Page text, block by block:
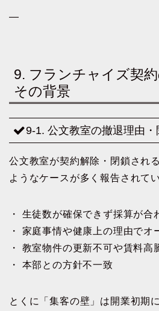
—
9. フランチャイズ契
その背景
9-1. 公文教室の撤退理由・
公文教室が契約解除・閉鎖され
ようなケースが多く報告されてい
・ 生徒数が確保できず採算が合
・ 家庭事情や健康上の理由でオ
・ 教室物件の更新不可や賃料高
・ 本部との方針不一致
とくに「集客の壁」は開業初期